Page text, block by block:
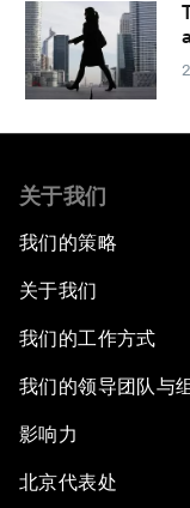
关于我们
我们的策略
关于我们
我们的工作方式
我们的领导团队与
影响力
北京代表处